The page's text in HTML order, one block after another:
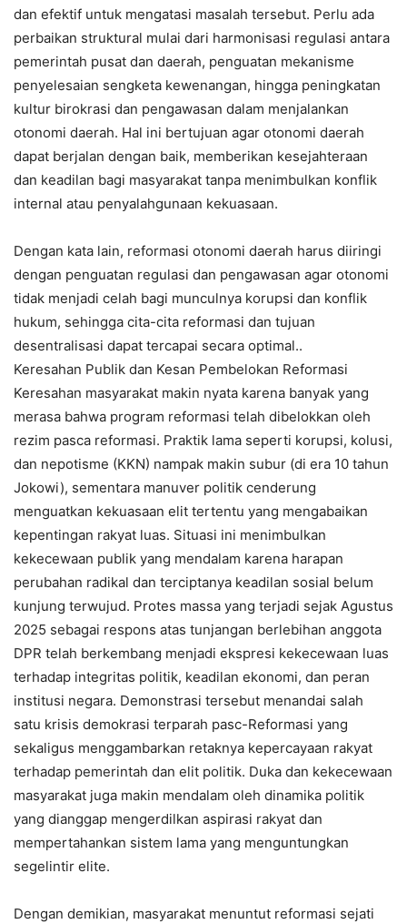
dan efektif untuk mengatasi masalah tersebut. Perlu ada
perbaikan struktural mulai dari harmonisasi regulasi antara
pemerintah pusat dan daerah, penguatan mekanisme
penyelesaian sengketa kewenangan, hingga peningkatan
kultur birokrasi dan pengawasan dalam menjalankan
otonomi daerah. Hal ini bertujuan agar otonomi daerah
dapat berjalan dengan baik, memberikan kesejahteraan
dan keadilan bagi masyarakat tanpa menimbulkan konflik
internal atau penyalahgunaan kekuasaan.
Dengan kata lain, reformasi otonomi daerah harus diiringi
dengan penguatan regulasi dan pengawasan agar otonomi
tidak menjadi celah bagi munculnya korupsi dan konflik
hukum, sehingga cita-cita reformasi dan tujuan
desentralisasi dapat tercapai secara optimal..
Keresahan Publik dan Kesan Pembelokan Reformasi
Keresahan masyarakat makin nyata karena banyak yang
merasa bahwa program reformasi telah dibelokkan oleh
rezim pasca reformasi. Praktik lama seperti korupsi, kolusi,
dan nepotisme (KKN) nampak makin subur (di era 10 tahun
Jokowi), sementara manuver politik cenderung
menguatkan kekuasaan elit tertentu yang mengabaikan
kepentingan rakyat luas. Situasi ini menimbulkan
kekecewaan publik yang mendalam karena harapan
perubahan radikal dan terciptanya keadilan sosial belum
kunjung terwujud. Protes massa yang terjadi sejak Agustus
2025 sebagai respons atas tunjangan berlebihan anggota
DPR telah berkembang menjadi ekspresi kekecewaan luas
terhadap integritas politik, keadilan ekonomi, dan peran
institusi negara. Demonstrasi tersebut menandai salah
satu krisis demokrasi terparah pasc-Reformasi yang
sekaligus menggambarkan retaknya kepercayaan rakyat
terhadap pemerintah dan elit politik. Duka dan kekecewaan
masyarakat juga makin mendalam oleh dinamika politik
yang dianggap mengerdilkan aspirasi rakyat dan
mempertahankan sistem lama yang menguntungkan
segelintir elite.
Dengan demikian, masyarakat menuntut reformasi sejati